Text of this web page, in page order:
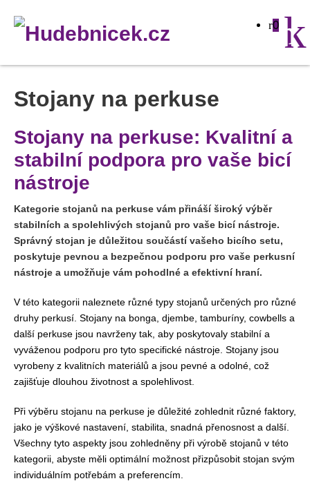
0
Stojany na perkuse
Stojany na perkuse: Kvalitní a
stabilní podpora pro vaše bicí
nástroje
Kategorie stojanů na perkuse vám přináší široký výběr
stabilních a spolehlivých stojanů pro vaše bicí nástroje.
Správný stojan je důležitou součástí vašeho bicího setu,
poskytuje pevnou a bezpečnou podporu pro vaše perkusní
nástroje a umožňuje vám pohodlné a efektivní hraní.
V této kategorii naleznete různé typy stojanů určených pro různé
druhy perkusí. Stojany na bonga, djembe, tamburíny, cowbells a
další perkuse jsou navrženy tak, aby poskytovaly stabilní a
vyváženou podporu pro tyto specifické nástroje. Stojany jsou
vyrobeny z kvalitních materiálů a jsou pevné a odolné, což
zajišťuje dlouhou životnost a spolehlivost.
Při výběru stojanu na perkuse je důležité zohlednit různé faktory,
jako je výškové nastavení, stabilita, snadná přenosnost a další.
Všechny tyto aspekty jsou zohledněny při výrobě stojanů v této
kategorii, abyste měli optimální možnost přizpůsobit stojan svým
individuálním potřebám a preferencím.